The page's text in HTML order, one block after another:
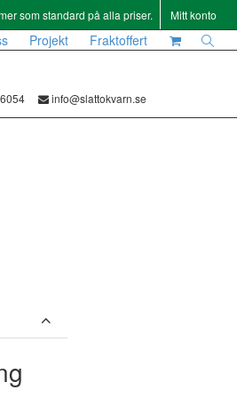
som standard på alla priser. Mitt konto
Projekt Fraktoffert
info@slattokvarn.se